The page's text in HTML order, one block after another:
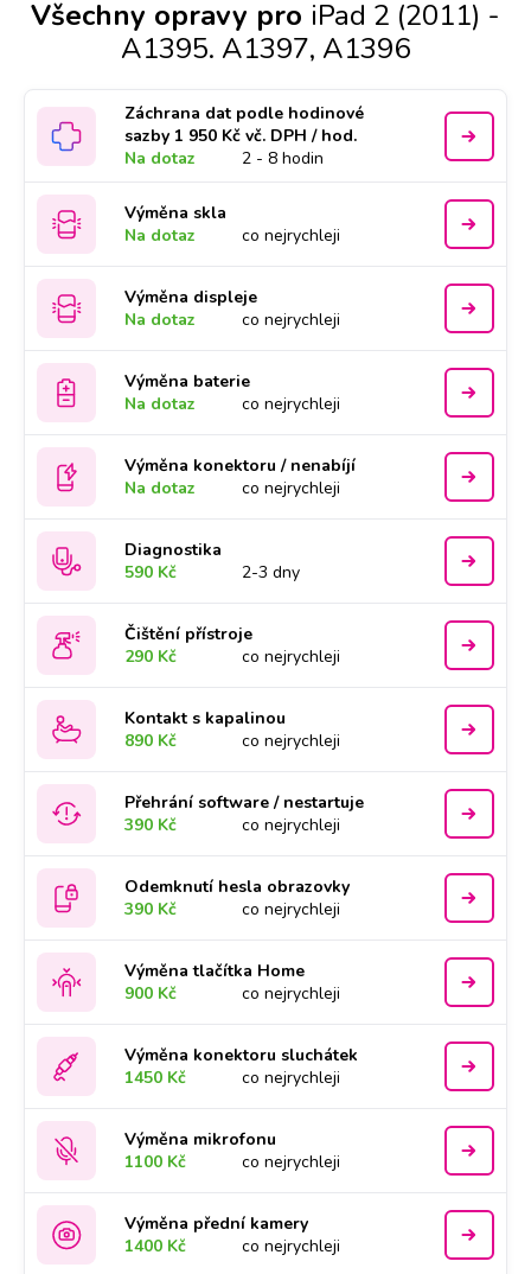
Všechny opravy pro iPad 2 (2011) -
A1395. A1397, A1396
Záchrana dat podle hodinové
sazby 1 950 Kč vč. DPH / hod.
Na dotaz
2 - 8 hodin
Výměna skla
Na dotaz
co nejrychleji
Výměna displeje
Na dotaz
co nejrychleji
Výměna baterie
Na dotaz
co nejrychleji
Výměna konektoru / nenabíjí
Na dotaz
co nejrychleji
Diagnostika
590 Kč
2-3 dny
Čištění přístroje
290 Kč
co nejrychleji
Kontakt s kapalinou
890 Kč
co nejrychleji
Přehrání software / nestartuje
390 Kč
co nejrychleji
Odemknutí hesla obrazovky
390 Kč
co nejrychleji
Výměna tlačítka Home
900 Kč
co nejrychleji
Výměna konektoru sluchátek
1450 Kč
co nejrychleji
Výměna mikrofonu
1100 Kč
co nejrychleji
Výměna přední kamery
1400 Kč
co nejrychleji